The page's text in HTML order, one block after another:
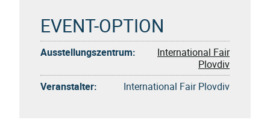
EVENT-OPTION
Ausstellungszentrum:
International Fair
Plovdiv
Veranstalter:
International Fair Plovdiv